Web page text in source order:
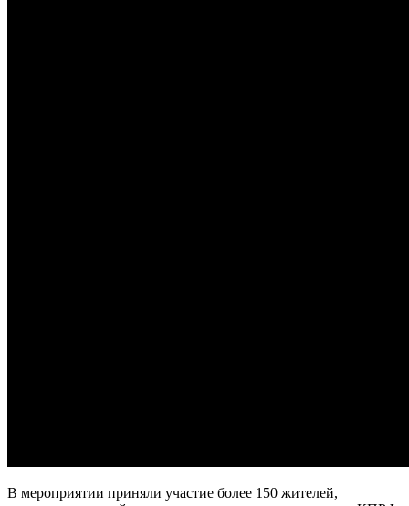
В мероприятии приняли участие более 150 жителей,